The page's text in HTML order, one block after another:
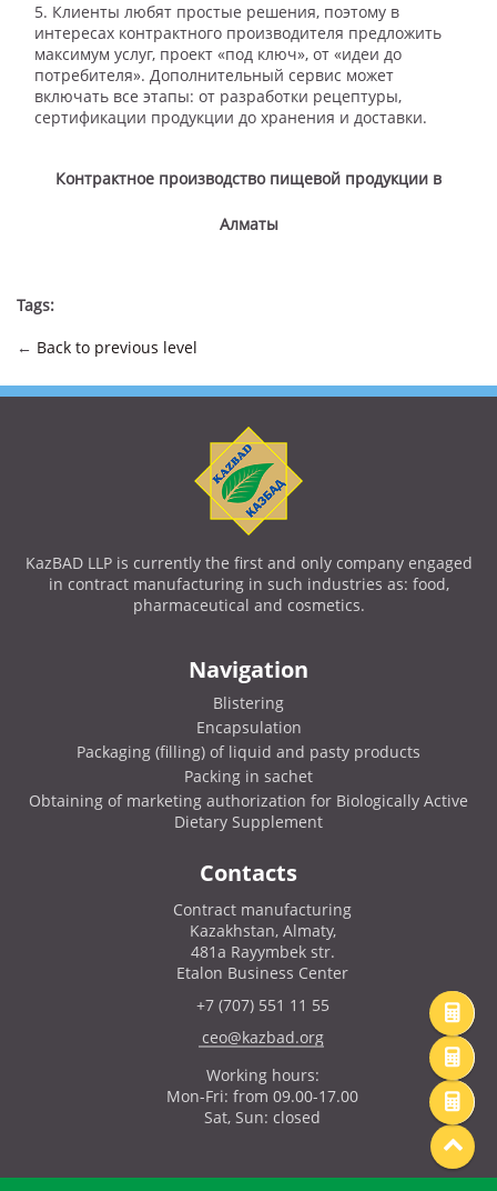
5. Клиенты любят простые решения, поэтому в
интересах контрактного производителя предложить
максимум услуг, проект «под ключ», от «идеи до
потребителя». Дополнительный сервис может
включать все этапы: от разработки рецептуры,
сертификации продукции до хранения и доставки.
Контрактное производство пищевой продукции в
Алматы
Tags:
← Back to previous level
KazBAD LLP is currently the first and only company engaged
in contract manufacturing in such industries as: food,
pharmaceutical and cosmetics.
Navigation
Blistering
Encapsulation
Packaging (filling) of liquid and pasty products
Packing in sachet
Obtaining of marketing authorization for Biologically Active
Dietary Supplement
Contacts
Contract manufacturing
Kazakhstan, Almaty,
481a Rayymbek str.
Etalon Business Center
+7 (707) 551 11 55
ceo@kazbad.org
Working hours:
Mon-Fri: from 09.00-17.00
Sat, Sun: closed